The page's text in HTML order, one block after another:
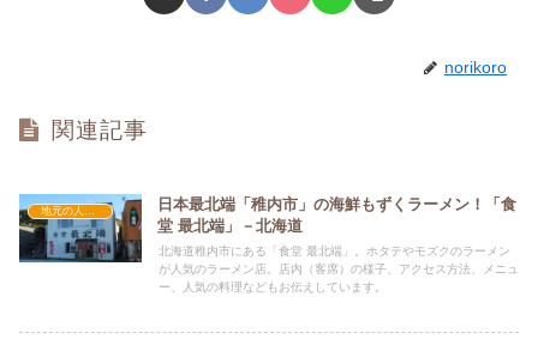
norikoro
関連記事
日本最北端「稚内市」の海鮮もずくラーメン！「食
堂 最北端」－北海道
北海道稚内市にある「食堂 最北端」。ホタテやモズクのラーメン
が人気のラーメン店。店内（客席）の様子、アクセス方法、メニュ
ー、人気の料理などもお伝えしています。